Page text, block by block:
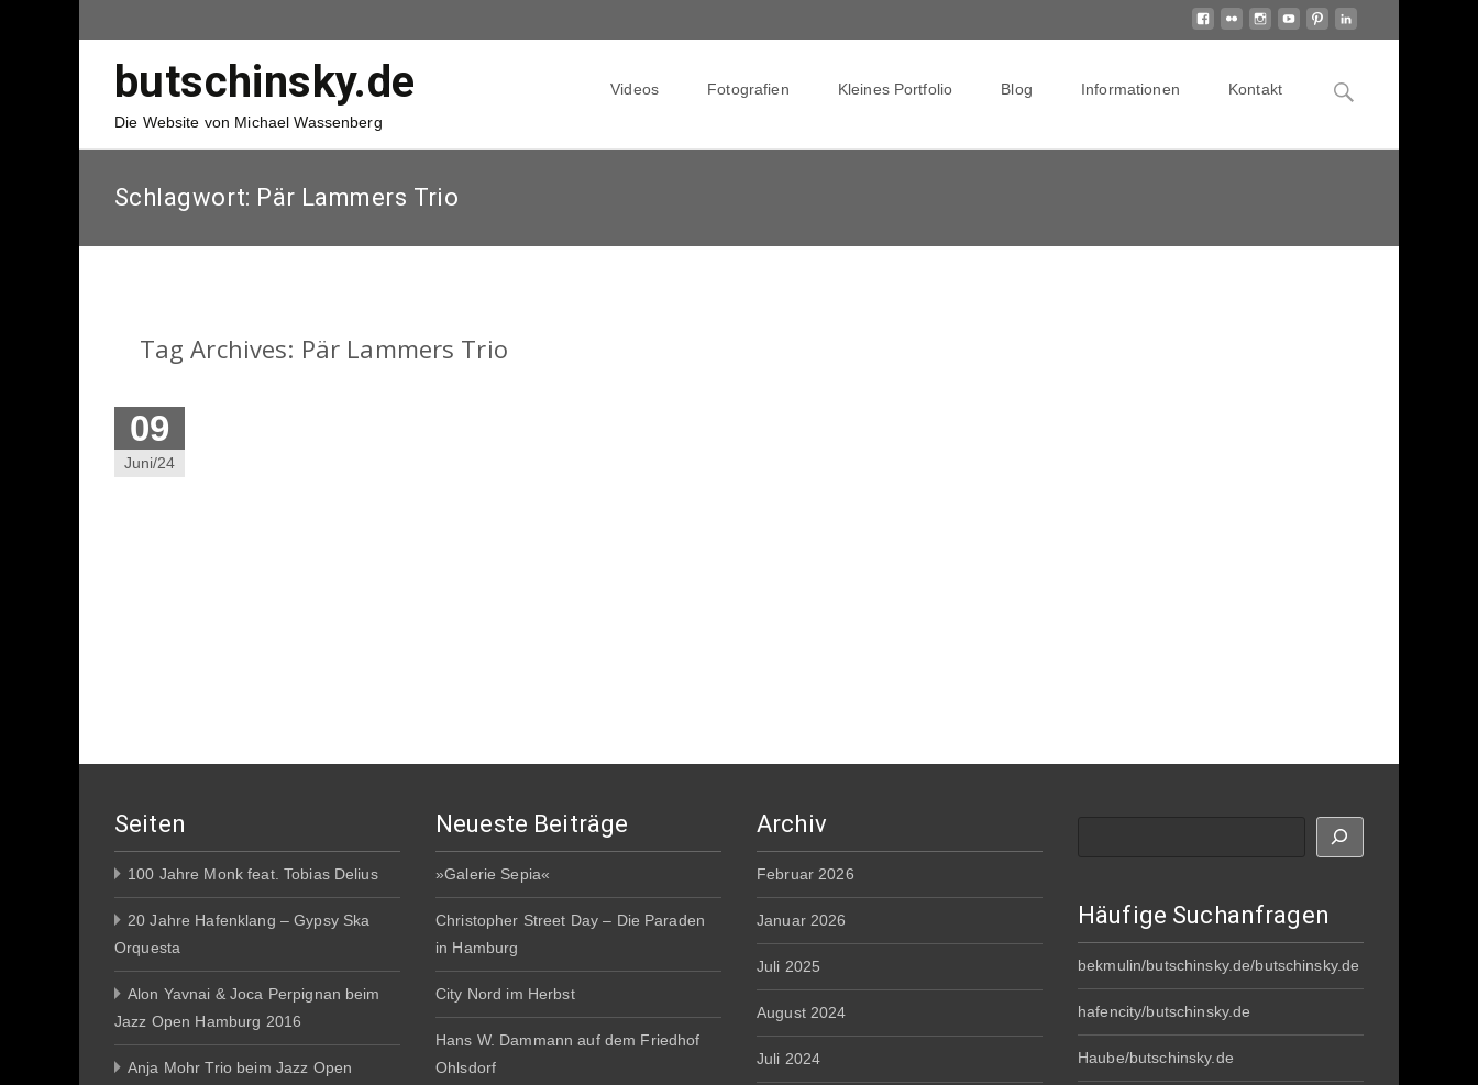
butschinsky.de
Die Website von Michael Wassenberg
Videos Fotografien Kleines Portfolio Blog Informationen Kontakt
Search
Schlagwort: Pär Lammers Trio
Tag Archives: Pär Lammers Trio
09
Juni/24
Seiten
100 Jahre Monk feat. Tobias Delius
20 Jahre Hafenklang – Gypsy Ska
Orquesta
Alon Yavnai & Joca Perpignan beim
Jazz Open Hamburg 2016
Anja Mohr Trio beim Jazz Open
Neueste Beiträge
»Galerie Sepia«
Christopher Street Day – Die Paraden
in Hamburg
City Nord im Herbst
Hans W. Dammann auf dem Friedhof
Ohlsdorf
Archiv
Februar 2026
Januar 2026
Juli 2025
August 2024
Juli 2024
Häufige Suchanfragen
bekmulin/butschinsky.de/butschinsky.de
hafencity/butschinsky.de
Haube/butschinsky.de